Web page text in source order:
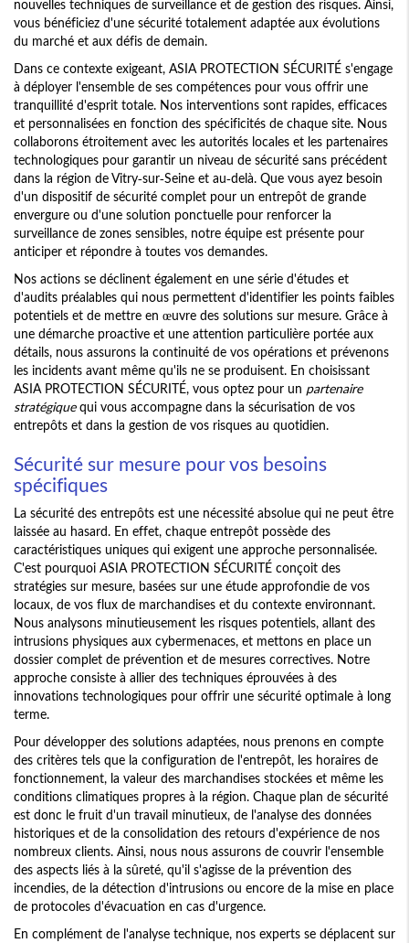
nouvelles techniques de surveillance et de gestion des risques. Ainsi,
vous bénéficiez d'une sécurité totalement adaptée aux évolutions
du marché et aux défis de demain.
Dans ce contexte exigeant, ASIA PROTECTION SÉCURITÉ s'engage
à déployer l'ensemble de ses compétences pour vous offrir une
tranquillité d'esprit totale. Nos interventions sont rapides, efficaces
et personnalisées en fonction des spécificités de chaque site. Nous
collaborons étroitement avec les autorités locales et les partenaires
technologiques pour garantir un niveau de sécurité sans précédent
dans la région de Vitry-sur-Seine et au-delà. Que vous ayez besoin
d'un dispositif de sécurité complet pour un entrepôt de grande
envergure ou d'une solution ponctuelle pour renforcer la
surveillance de zones sensibles, notre équipe est présente pour
anticiper et répondre à toutes vos demandes.
Nos actions se déclinent également en une série d'études et
d'audits préalables qui nous permettent d'identifier les points faibles
potentiels et de mettre en œuvre des solutions sur mesure. Grâce à
une démarche proactive et une attention particulière portée aux
détails, nous assurons la continuité de vos opérations et prévenons
les incidents avant même qu'ils ne se produisent. En choisissant
ASIA PROTECTION SÉCURITÉ, vous optez pour un partenaire
stratégiquequi vous accompagne dans la sécurisation de vos
entrepôts et dans la gestion de vos risques au quotidien.
Sécurité sur mesure pour vos besoins
spécifiques
La sécurité des entrepôts est une nécessité absolue qui ne peut être
laissée au hasard. En effet, chaque entrepôt possède des
caractéristiques uniques qui exigent une approche personnalisée.
C'est pourquoi ASIA PROTECTION SÉCURITÉ conçoit des
stratégies sur mesure, basées sur une étude approfondie de vos
locaux, de vos flux de marchandises et du contexte environnant.
Nous analysons minutieusement les risques potentiels, allant des
intrusions physiques aux cybermenaces, et mettons en place un
dossier complet de prévention et de mesures correctives. Notre
approche consiste à allier des techniques éprouvées à des
innovations technologiques pour offrir une sécurité optimale à long
terme.
Pour développer des solutions adaptées, nous prenons en compte
des critères tels que la configuration de l'entrepôt, les horaires de
fonctionnement, la valeur des marchandises stockées et même les
conditions climatiques propres à la région. Chaque plan de sécurité
est donc le fruit d'un travail minutieux, de l'analyse des données
historiques et de la consolidation des retours d'expérience de nos
nombreux clients. Ainsi, nous nous assurons de couvrir l'ensemble
des aspects liés à la sûreté, qu'il s'agisse de la prévention des
incendies, de la détection d'intrusions ou encore de la mise en place
de protocoles d'évacuation en cas d'urgence.
En complément de l'analyse technique, nos experts se déplacent sur